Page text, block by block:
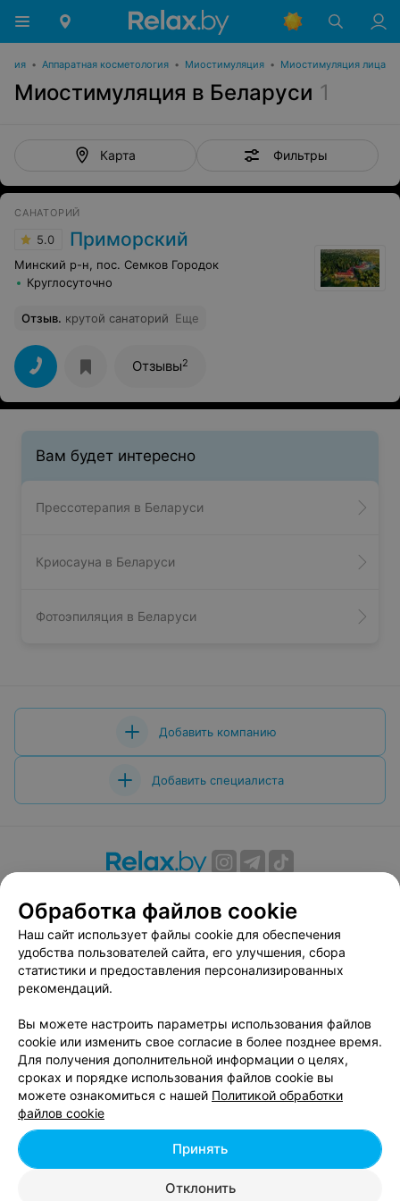
• Аппаратная косметология • Миостимуляция • Миостимуляция лица
Миостимуляция в Беларуси 1
Карта Фильтры
САНАТОРИЙ
5.0 Приморский
Минский р-н, пос. Семков Городок
Круглосуточно
Отзыв. крутой санаторий Еще
Отзывы2
Вам будет интересно
Прессотерапия в Беларуси
Криосауна в Беларуси
Фотоэпиляция в Беларуси
Добавить компанию
Добавить специалиста
Вакансии
Публичный договор
Способы оплаты
Публичный договор по использованию сервиса
«Афиша»
Пользовательское соглашение
Связаться по вопросам сотрудничества
Написать руководителю relax.by
Персональные настройки cookie
Обработка персональных данных
| 220012, Республика Беларусь, г. Минск,
Обработка файлов cookie
Наш сайт использует файлы cookie для обеспечения
удобства пользователей сайта, его улучшения, сбора
статистики и предоставления персонализированных
рекомендаций.
Вы можете настроить параметры использования файлов
cookie или изменить свое согласие в более позднее время.
Для получения дополнительной информации о целях,
сроках и порядке использования файлов cookie вы
можете ознакомиться с нашей Политикой обработки
файлов cookie
Отклонить
Принять